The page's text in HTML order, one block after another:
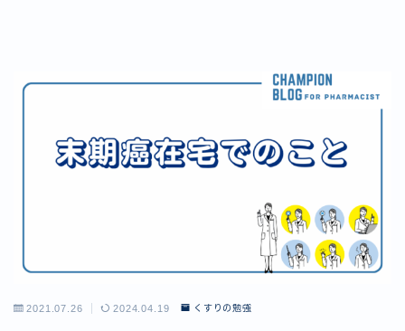
2021.07.26 2024.04.19 くすりの勉強